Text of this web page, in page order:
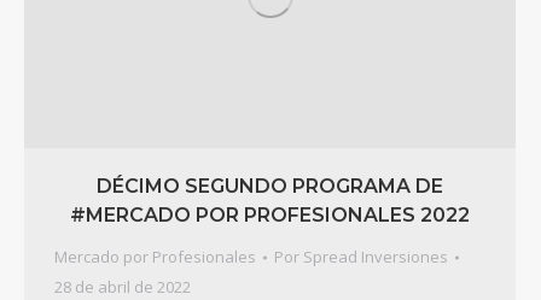
DÉCIMO SEGUNDO PROGRAMA DE
#MERCADO POR PROFESIONALES 2022
Mercado por Profesionales Por Spread Inversiones
28 de abril de 2022